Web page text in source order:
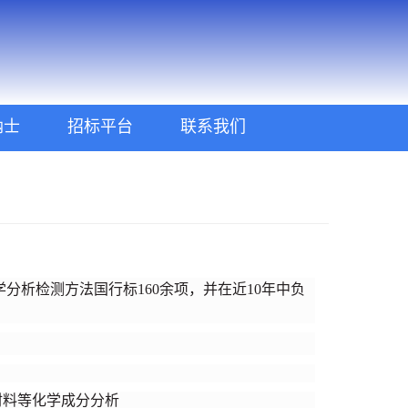
招标平台 联系我们
析检测方法国行标160余项，并在近10年中负
等化学成分分析